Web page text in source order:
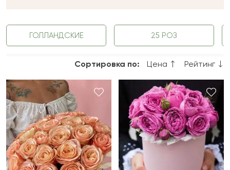
ГОЛЛАНДСКИЕ 25 РОЗ
Сортировка по: Цена Рейтинг